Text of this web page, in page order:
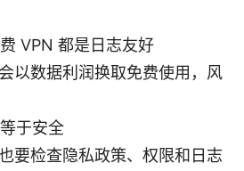
VPN 都是日志友好
以数据利润换取免费使用，风
于安全
要检查隐私政策、权限和日志